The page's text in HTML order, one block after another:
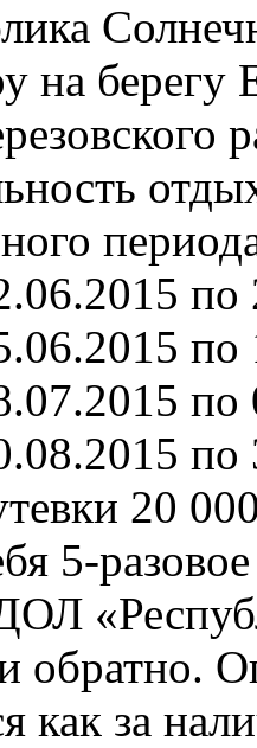
на
по
по
по
по
20
5-
обратно.
как за